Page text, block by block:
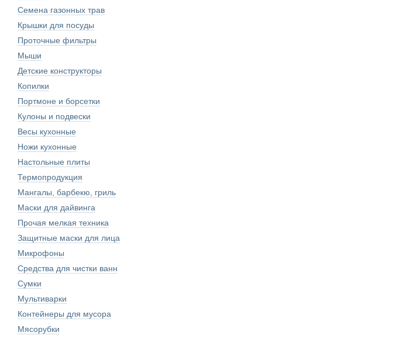
Семена газонных трав
Крышки для посуды
Проточные фильтры
Мыши
Детские конструкторы
Копилки
Портмоне и борсетки
Кулоны и подвески
Весы кухонные
Ножи кухонные
Настольные плиты
Термопродукция
Мангалы, барбекю, гриль
Маски для дайвинга
Прочая мелкая техника
Защитные маски для лица
Микрофоны
Средства для чистки ванн
Сумки
Мультиварки
Контейнеры для мусора
Мясорубки